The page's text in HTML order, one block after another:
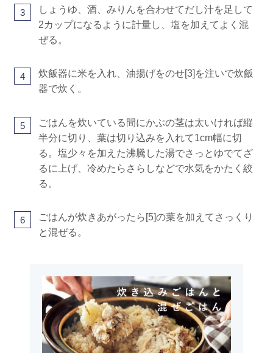
3
しょうゆ、酒、みりんを合わせてだし汁を足して
2カップになるように計量し、塩を加えてよく混
ぜる。
4
炊飯器に米を入れ、油揚げをのせ[3]を注いで炊飯
器で炊く。
5
ごはんを炊いている間にかぶの茎は太いければ縦
半分に切り、葉は切り込みを入れて1cm幅に切
る。塩少々を加えた沸騰した湯でさっとゆでてざ
るに上げ、冷めたらさらしなどで水気をかたく絞
る。
6
ごはんが炊きあがったら[5]の葉を加えてさっくり
と混ぜる。